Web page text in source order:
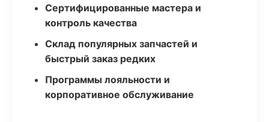
Сертифицированные мастера и
контроль качества
Склад популярных запчастей и
быстрый заказ редких
Программы лояльности и
корпоративное обслуживание